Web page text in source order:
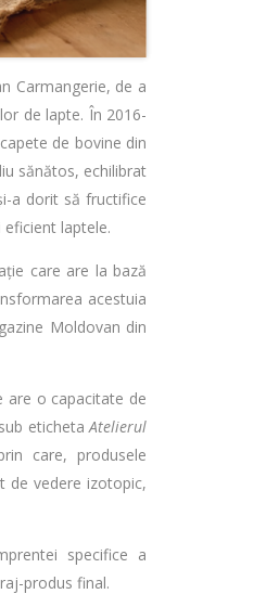
Carmangerie, de a
de lapte. În 2016-
de bovine din
sănătos, echilibrat
a dorit să fructifice
laptele.
care are la bază
acestuia
Moldovan din
are o capacitate de
eticheta Atelierul
care, produsele
de vedere izotopic,
specifice a
produs final.